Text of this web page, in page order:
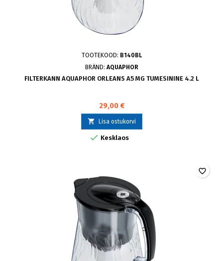
TOOTEKOOD: B140BL
BRÄND: AQUAPHOR
FILTERKANN AQUAPHOR ORLEANS A5 MG TUMESININE 4.2 L
29,00 €
 Lisa ostukorvi
 Kesklaos
favorite_border